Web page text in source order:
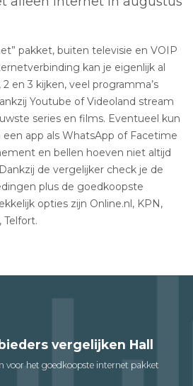
pakket, buiten televisie en VOIP
kan je eigenlijk al
2 en 3 kijken, veel programma’s
Youtube of Videoland stream
series en films. Eventueel kun
een app als WhatsApp of Facetime
en bellen hoeven niet altijd
de vergelijker check je de
plus de goedkoopste
opties zijn Online.nl, KPN,
Telfort.
vergelijken Hall
voor het goedkoopste internet pakket